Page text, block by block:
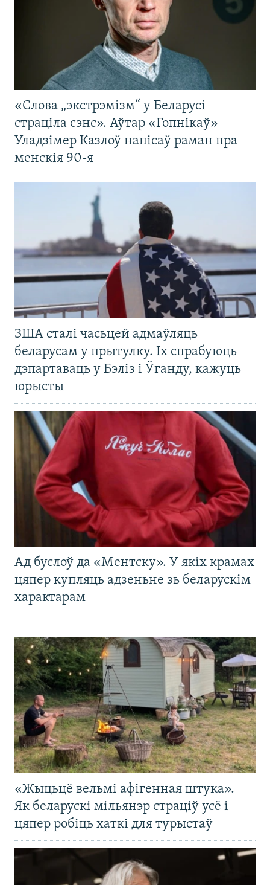
«Слова „экстрэмізм“ у Беларусі
страціла сэнс». Аўтар «Гопнікаў»
Уладзімер Казлоў напісаў раман пра
менскія 90-я
ЗША сталі часьцей адмаўляць
беларусам у прытулку. Іх спрабуюць
дэпартаваць у Бэліз і Ўганду, кажуць
юрысты
Ад буслоў да «Ментску». У якіх крамах
цяпер купляць адзеньне зь беларускім
характарам
«Жыцьцё вельмі афігенная штука».
Як беларускі мільянэр страціў усё і
цяпер робіць хаткі для турыстаў